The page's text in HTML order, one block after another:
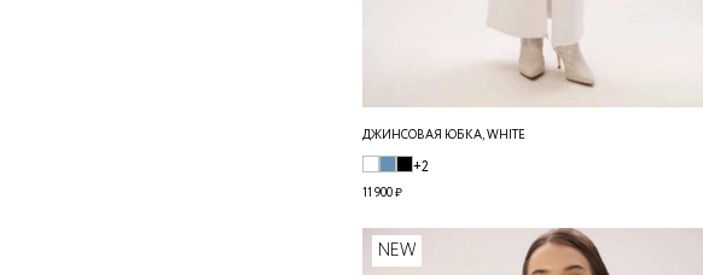
ДЖИНСОВАЯ ЮБКА, WHITE
+2
11 900 ₽
NEW